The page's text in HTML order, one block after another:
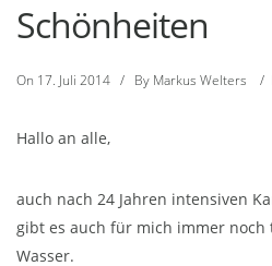
Schönheiten
On 17. Juli 2014 / By Markus Welters /
Hallo an alle,
auch nach 24 Jahren intensiven
gibt es auch für mich immer noch
Wasser.